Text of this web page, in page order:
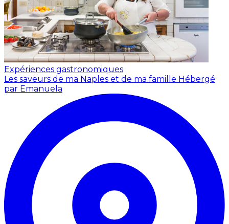
Expériences gastronomiques
Les saveurs de ma Naples et de ma famille Hébergé
par Emanuela